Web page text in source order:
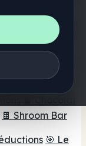
d'un magasin
de tête en
de
🫙 Poudres
🍫 Shroom Bar
🎯 Le